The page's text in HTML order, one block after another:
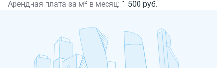
Арендная плата за м² в месяц: 1 500 руб.